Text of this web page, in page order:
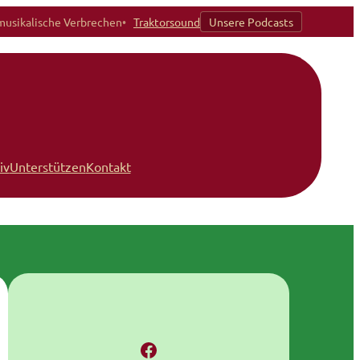
Verbrechen Traktorsound Unsere Podcasts
UnterstützenKontakt
Facebook